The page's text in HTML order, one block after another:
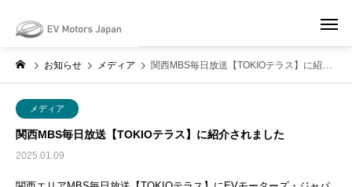
お知らせ メディア 関西MBS毎日放送【TOKIOテラス】に紹介されました
メディア
関西MBS毎日放送【TOKIOテラス】に紹介されました
2025.01.09
seriously. Please see our privacy policy for details and any questions.
Yes